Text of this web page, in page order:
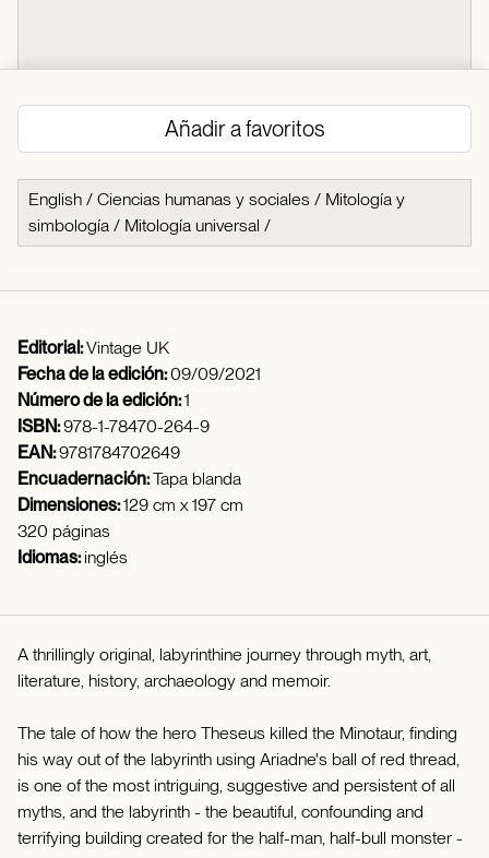
Añadir a favoritos
English / Ciencias humanas y sociales / Mitología y
simbología / Mitología universal /
Editorial:Vintage UK
Fecha de la edición:09/09/2021
Número de la edición:1
ISBN:978-1-78470-264-9
EAN:9781784702649
Encuadernación:Tapa blanda
Dimensiones:129 cm x 197 cm
320 páginas
Idiomas:inglés
A thrillingly original, labyrinthine journey through myth, art,
literature, history, archaeology and memoir.
The tale of how the hero Theseus killed the Minotaur, finding
his way out of the labyrinth using Ariadne's ball of red thread,
is one of the most intriguing, suggestive and persistent of all
myths, and the labyrinth - the beautiful, confounding and
terrifying building created for the half-man, half-bull monster -